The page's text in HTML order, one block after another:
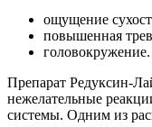
ощущение
повышенная
головокружение.
Препарат Редуксин-
нежелательные
системы. Одним из